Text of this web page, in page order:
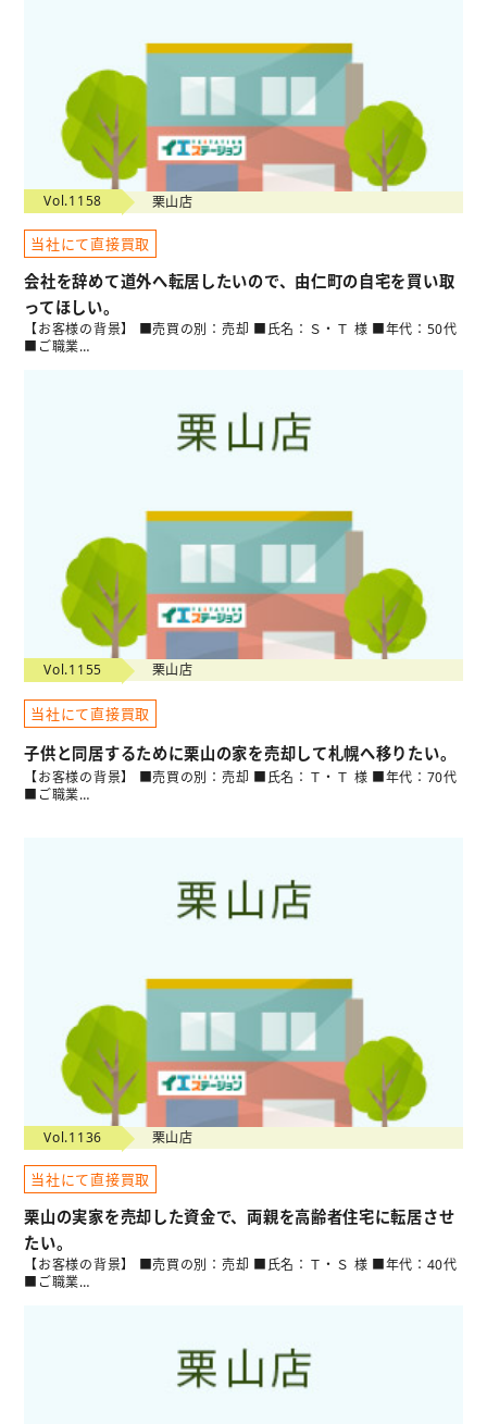
Vol.1158 栗山店
当社にて直接買取
会社を辞めて道外へ転居したいので、由仁町の自宅を買い取
ってほしい。
【お客様の背景】 ■売買の別：売却 ■氏名：Ｓ・Ｔ 様 ■年代：50代
■ご職業…
Vol.1155 栗山店
当社にて直接買取
子供と同居するために栗山の家を売却して札幌へ移りたい。
【お客様の背景】 ■売買の別：売却 ■氏名：Ｔ・Ｔ 様 ■年代：70代
■ご職業…
Vol.1136 栗山店
当社にて直接買取
栗山の実家を売却した資金で、両親を高齢者住宅に転居させ
たい。
【お客様の背景】 ■売買の別：売却 ■氏名：Ｔ・Ｓ 様 ■年代：40代
■ご職業…